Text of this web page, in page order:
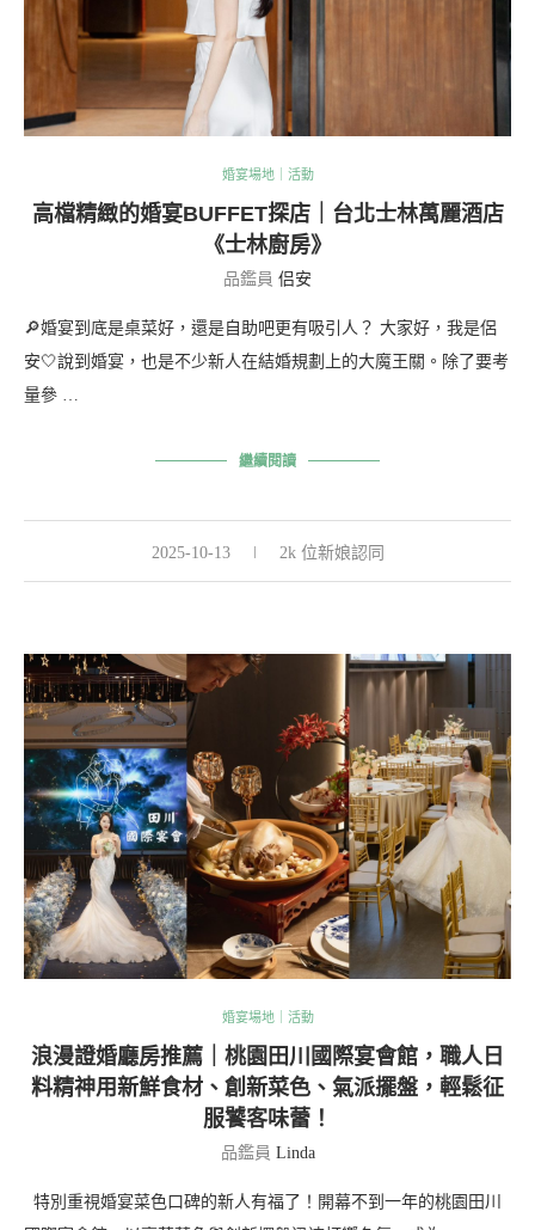
婚宴場地｜活動
高檔精緻的婚宴BUFFET探店｜台北士林萬麗酒店
《士林廚房》
品鑑員 侣安
🔎婚宴到底是桌菜好，還是自助吧更有吸引人？ 大家好，我是侶
安🤍說到婚宴，也是不少新人在結婚規劃上的大魔王關。除了要考
量參 …
繼續閱讀
2025-10-13 2k 位新娘認同
婚宴場地｜活動
浪漫證婚廳房推薦｜桃園田川國際宴會館，職人日
料精神用新鮮食材、創新菜色、氣派擺盤，輕鬆征
服饕客味蕾！
品鑑員 Linda
特別重視婚宴菜色口碑的新人有福了！開幕不到一年的桃園田川